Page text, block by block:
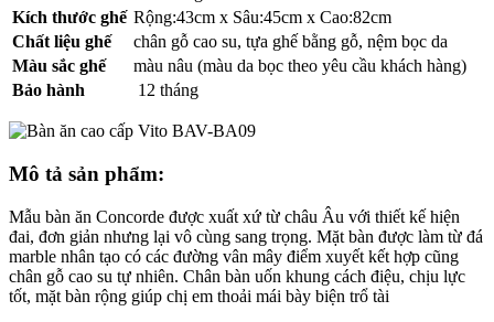
Kích thước ghế Rộng:43cm x Sâu:45cm x Cao:82cm
Chất liệu ghế
chân gỗ cao su, tựa ghế bằng gỗ, nệm bọc da
Màu sắc ghế
màu nâu (màu da bọc theo yêu cầu khách hàng)
Bảo hành
12 tháng
Mô tả sản phẩm:
Mẫu bàn ăn Concorde được xuất xứ từ châu Âu với thiết kế hiện
đai, đơn giản nhưng lại vô cùng sang trọng. Mặt bàn được làm từ đá
marble nhân tạo có các đường vân mây điểm xuyết kết hợp cũng
chân gỗ cao su tự nhiên. Chân bàn uốn khung cách điệu, chịu lực
tốt, mặt bàn rộng giúp chị em thoải mái bày biện trổ tài